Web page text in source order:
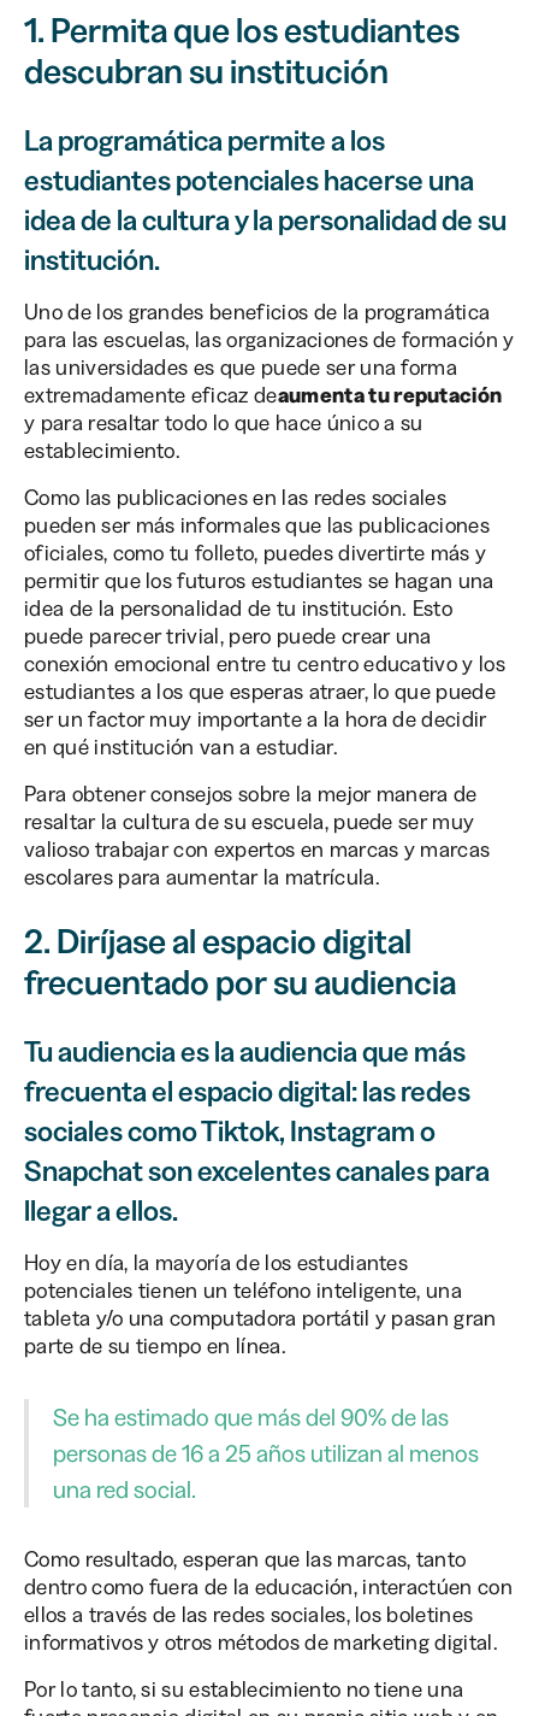
1. Permita que los estudiantes
descubran su institución
La programática permite a los
estudiantes potenciales hacerse una
idea de la cultura y la personalidad de su
institución.
Uno de los grandes beneficios de la programática
para las escuelas, las organizaciones de formación y
las universidades es que puede ser una forma
extremadamente eficaz deaumenta tu reputación
y para resaltar todo lo que hace único a su
establecimiento.
Como las publicaciones en las redes sociales
pueden ser más informales que las publicaciones
oficiales, como tu folleto, puedes divertirte más y
permitir que los futuros estudiantes se hagan una
idea de la personalidad de tu institución. Esto
puede parecer trivial, pero puede crear una
conexión emocional entre tu centro educativo y los
estudiantes a los que esperas atraer, lo que puede
ser un factor muy importante a la hora de decidir
en qué institución van a estudiar.
Para obtener consejos sobre la mejor manera de
resaltar la cultura de su escuela, puede ser muy
valioso trabajar con expertos en marcas y marcas
escolares para aumentar la matrícula.
2. Diríjase al espacio digital
frecuentado por su audiencia
Tu audiencia es la audiencia que más
frecuenta el espacio digital: las redes
sociales como Tiktok, Instagram o
Snapchat son excelentes canales para
llegar a ellos.
Hoy en día, la mayoría de los estudiantes
potenciales tienen un teléfono inteligente, una
tableta y/o una computadora portátil y pasan gran
parte de su tiempo en línea.
Se ha estimado que más del 90% de las
personas de 16 a 25 años utilizan al menos
una red social.
Como resultado, esperan que las marcas, tanto
dentro como fuera de la educación, interactúen con
ellos a través de las redes sociales, los boletines
informativos y otros métodos de marketing digital.
Por lo tanto, si su establecimiento no tiene una